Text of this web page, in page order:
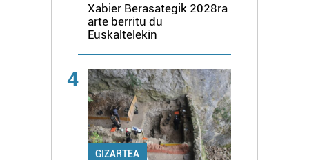
Xabier Berasategik 2028ra
arte berritu du
Euskaltelekin
4
GIZARTEA